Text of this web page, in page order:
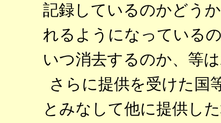
記録しているのかどう
れるようになっている
いつ消去するのか、等
さらに提供を受けた国
とみなして他に提供し